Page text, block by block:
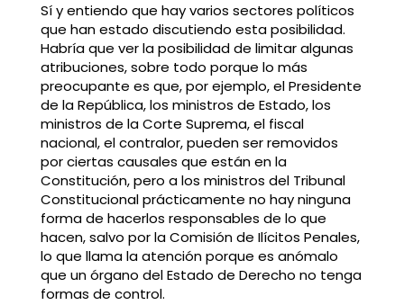
Sí y entiendo que hay varios sectores políticos
que han estado discutiendo esta posibilidad.
Habría que ver la posibilidad de limitar algunas
atribuciones, sobre todo porque lo más
preocupante es que, por ejemplo, el Presidente
de la República, los ministros de Estado, los
ministros de la Corte Suprema, el fiscal
nacional, el contralor, pueden ser removidos
por ciertas causales que están en la
Constitución, pero a los ministros del Tribunal
Constitucional prácticamente no hay ninguna
forma de hacerlos responsables de lo que
hacen, salvo por la Comisión de Ilícitos Penales,
lo que llama la atención porque es anómalo
que un órgano del Estado de Derecho no tenga
formas de control.